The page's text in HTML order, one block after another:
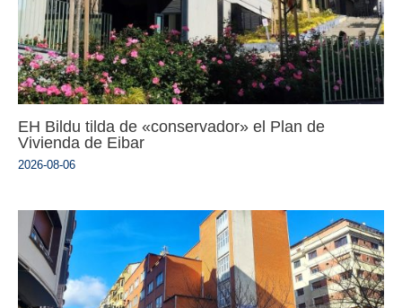
EH Bildu tilda de «conservador» el Plan de
Vivienda de Eibar
2026-08-06